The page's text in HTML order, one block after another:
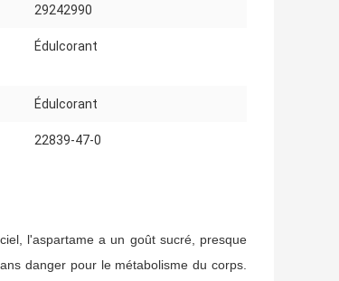
29242990
Édulcorant
Édulcorant
22839-47-0
l'aspartame a un goût sucré, presque
danger pour le métabolisme du corps.